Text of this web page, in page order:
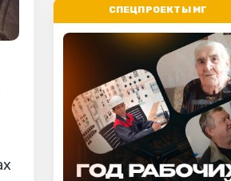
СПЕЦПРОЕКТЫ МГ